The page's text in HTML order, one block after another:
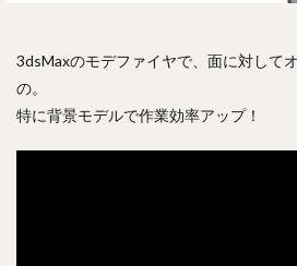
3dsMaxのモデファイヤで、面に対して
の。
特に背景モデルで作業効率アップ！